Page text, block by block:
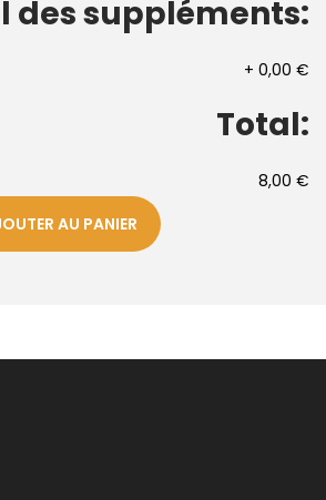
des suppléments:
+ 0,00 €
Total:
8,00 €
AU PANIER